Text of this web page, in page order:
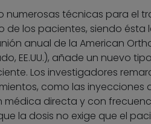
numerosas técnicas para el
de los pacientes, siendo ésta
anual de la American
EE.UU.), añade un nuevo
Los investigadores
como las inyecciones
médica directa y con
la dosis no exige que el